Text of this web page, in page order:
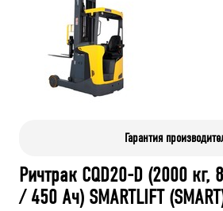
Гарантия
Ричтрак CQD20-D (2000
/ 450 Ач) SMARTLIFT